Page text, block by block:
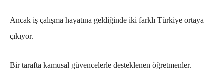
Ancak iş çalışma hayatına geldiğinde iki farklı Türkiye ortaya
çıkıyor.
Bir tarafta kamusal güvencelerle desteklenen öğretmenler.